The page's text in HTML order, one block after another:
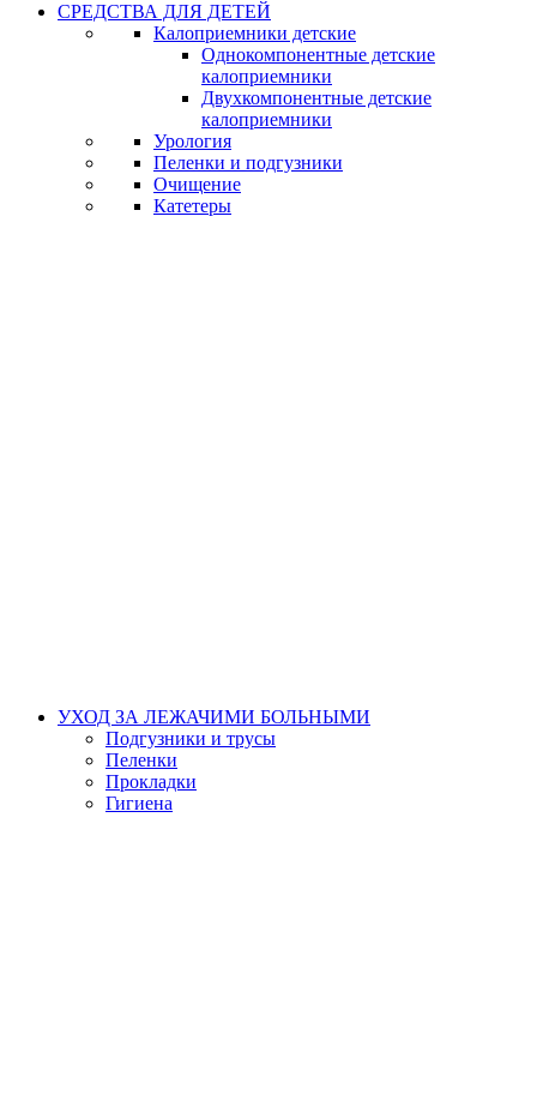
СРЕДСТВА ДЛЯ ДЕТЕЙ
Калоприемники детские
Однокомпонентные детские
калоприемники
Двухкомпонентные детские
калоприемники
Урология
Пеленки и подгузники
Очищение
Катетеры
УХОД ЗА ЛЕЖАЧИМИ БОЛЬНЫМИ
Подгузники и трусы
Пеленки
Прокладки
Гигиена